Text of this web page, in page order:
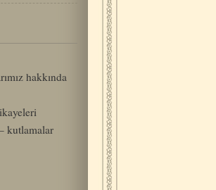
hakkında
kutlamalar